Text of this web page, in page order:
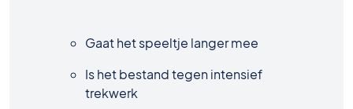
Gaat het speeltje langer mee
Is het bestand tegen intensief
trekwerk